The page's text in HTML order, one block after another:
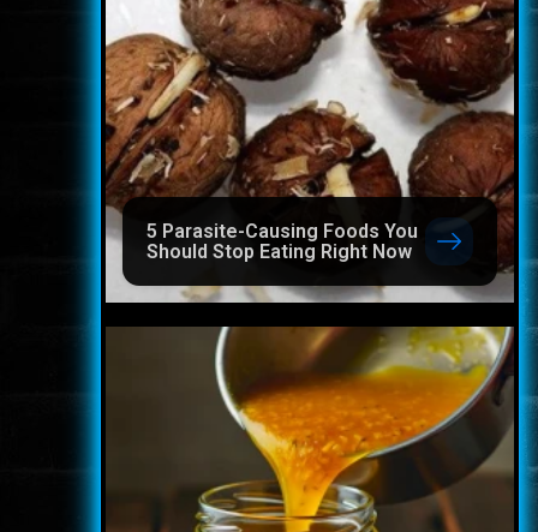
5 Parasite-Causing Foods You
Should Stop Eating Right Now